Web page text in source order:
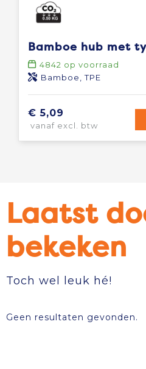
Bamboe hub met
4842 op voorraad
Bamboe, TPE
€ 5,09
vanaf excl. btw
Laatst
bekeken
Toch wel leuk hé!
Geen resultaten gevonden.